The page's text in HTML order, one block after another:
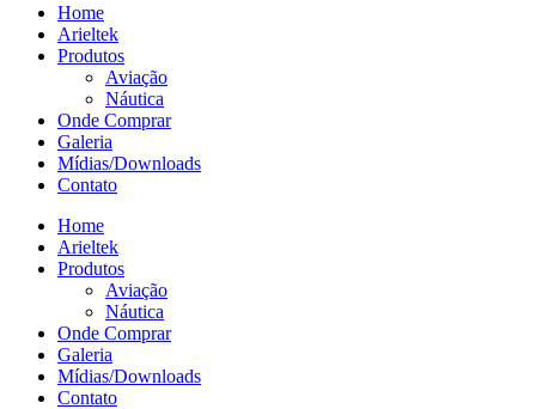
Home
Arieltek
Produtos
Aviação
Náutica
Onde Comprar
Galeria
Mídias/Downloads
Contato
Home
Arieltek
Produtos
Aviação
Náutica
Onde Comprar
Galeria
Mídias/Downloads
Contato